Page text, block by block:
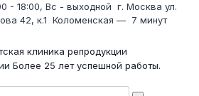
- 18:00, Вс - выходной г. Москва ул.
42, к.1 Коломенская — 7 минут
клиника репродукции
Более 25 лет успешной работы.